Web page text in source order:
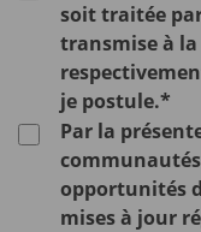
soit traitée par
transmise à la
je postule.*
Par la
opportunités
mises à jour